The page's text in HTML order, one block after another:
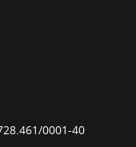
0001-40